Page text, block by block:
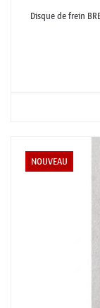
Disque de frein
NOUVEAU